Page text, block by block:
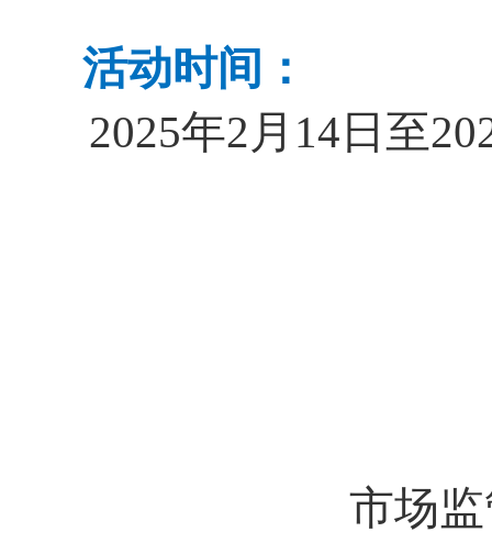
活动时间：
2025年2月14日至
市场